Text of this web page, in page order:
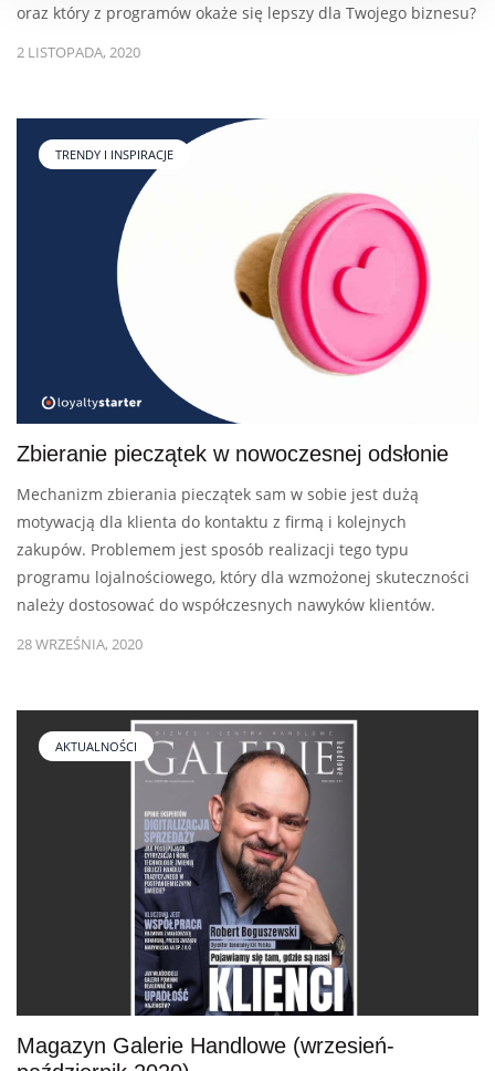
oraz który z programów okaże się lepszy dla Twojego biznesu?
2 LISTOPADA, 2020
TRENDY I INSPIRACJE
Zbieranie pieczątek w nowoczesnej odsłonie
Mechanizm zbierania pieczątek sam w sobie jest dużą
motywacją dla klienta do kontaktu z firmą i kolejnych
zakupów. Problemem jest sposób realizacji tego typu
programu lojalnościowego, który dla wzmożonej skuteczności
należy dostosować do współczesnych nawyków klientów.
28 WRZEŚNIA, 2020
AKTUALNOŚCI
Magazyn Galerie Handlowe (wrzesień-